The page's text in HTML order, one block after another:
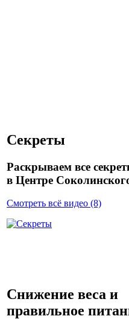
Секреты
Раскрываем все
в Центре
Смотреть всё видео (8)
Снижение веса и
правильное